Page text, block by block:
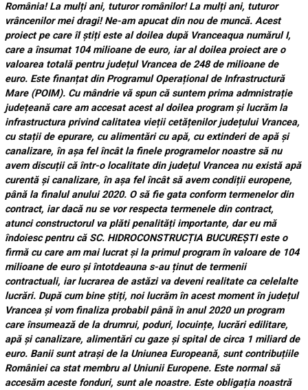
România! La mulți ani, tuturor românilor! La mulți ani, tuturor
vrâncenilor mei dragi! Ne-am apucat din nou de muncă. Acest
proiect pe care îl știți este al doilea după Vranceaqua numărul I,
care a însumat 104 milioane de euro, iar al doilea proiect are o
valoarea totală pentru județul Vrancea de 248 de milioane de
euro. Este finanțat din Programul Operațional de Infrastructură
Mare (POIM). Cu mândrie vă spun că suntem prima admnistrație
județeană care am accesat acest al doilea program și lucrăm la
infrastructura privind calitatea vieții cetățenilor județului Vrancea,
cu stații de epurare, cu alimentări cu apă, cu extinderi de apă și
canalizare, în așa fel încât la finele programelor noastre să nu
avem discuții că într-o localitate din județul Vrancea nu există apă
curentă și canalizare, în așa fel încât să avem condiții europene,
până la finalul anului 2020. O să fie gata conform termenelor din
contract, iar dacă nu se vor respecta termenele din contract,
atunci constructorul va plăti penalități importante, dar eu mă
îndoiesc pentru că SC. HIDROCONSTRUCȚIA BUCUREȘTI este o
firmă cu care am mai lucrat și la primul program în valoare de 104
milioane de euro și întotdeauna s-au ținut de termenii
contractuali, iar lucrarea de astăzi va deveni realitate ca celelalte
lucrări. După cum bine știți, noi lucrăm în acest moment în județul
Vrancea și vom finaliza probabil până în anul 2020 un program
care însumează de la drumrui, poduri, locuințe, lucrări edilitare,
apă și canalizare, alimentări cu gaze și spital de circa 1 miliard de
euro. Banii sunt atrași de la Uniunea Europeană, sunt contribuțiile
României ca stat membru al Uniunii Europene. Este normal să
accesăm aceste fonduri, sunt ale noastre. Este obligația noastră